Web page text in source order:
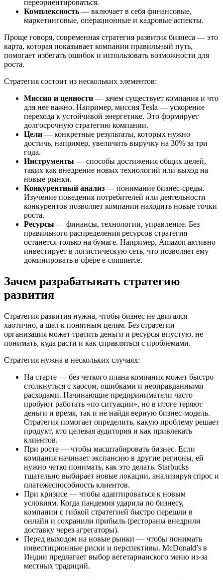
переориентироваться.
Комплексность — включает в себя финансовые,
маркетинговые, операционные и кадровые аспекты.
Проще говоря, современная стратегия развития бизнеса — это
карта, которая показывает компании правильный путь,
помогает избегать ошибок и использовать возможности для
роста.
Стратегия состоит из нескольких элементов:
Миссия и ценности — зачем существует компания и что
для нее важно. Например, миссия Tesla — ускорение
перехода к устойчивой энергетике. Это формирует
долгосрочную стратегию компании.
Цели — конкретные результаты, которых нужно
достичь, например, увеличить выручку на 30% за три
года.
Инструменты — способы достижения общих целей,
таких как внедрение новых технологий или выход на
новые рынки.
Конкурентный анализ — понимание бизнес-среды.
Изучение поведения потребителей или деятельности
конкурентов позволяет компании находить новые точки
роста.
Ресурсы — финансы, технологии, управление. Без
правильного распределения ресурсов стратегия
останется только на бумаге. Например, Amazon активно
инвестирует в логистическую сеть, что позволяет ему
доминировать в сфере e-commerce.
Зачем разрабатывать стратегию
развития
Стратегия развития нужна, чтобы бизнес не двигался
хаотично, а шел к понятным целям. Без стратегии
организация может тратить деньги и ресурсы впустую, не
понимать, куда расти и как справляться с проблемами.
Стратегия нужна в нескольких случаях:
На старте — без четкого плана компания может быстро
столкнуться с хаосом, ошибками и неоправданными
расходами. Начинающие предприниматели часто
пробуют работать «по ситуации», но в итоге теряют
деньги и время, так и не найдя верную бизнес-модель.
Стратегия помогает определить, какую проблему решает
продукт, кто целевая аудитория и как привлекать
клиентов.
При росте — чтобы масштабировать бизнес. Если
компания начинает экспансию в другие регионы, ей
нужно четко понимать, как это делать. Starbucks
тщательно выбирает новые локации, анализируя спрос и
платежеспособность клиентов.
При кризисе — чтобы адаптироваться к новым
условиям. Когда пандемия ударила по бизнесу,
компании с гибкой стратегией быстро перешли в
онлайн и сохранили прибыль (рестораны внедрили
доставку через агрегаторы).
Перед выходом на новые рынки — чтобы понимать
инвестиционные риски и перспективы. McDonald’s в
Индии предлагает выбор вегетарианского меню из-за
местных традиций.